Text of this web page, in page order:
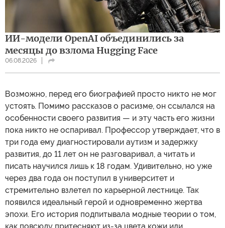
ИИ-модели OpenAI объединились за
месяцы до взлома Hugging Face
06.08.2026
Возможно, перед его биографией просто никто не мог
устоять. Помимо рассказов о расизме, он ссылался на
особенности своего развития — и эту часть его жизни
пока никто не оспаривал. Профессор утверждает, что в
три года ему диагностировали аутизм и задержку
развития, до 11 лет он не разговаривал, а читать и
писать научился лишь к 18 годам. Удивительно, но уже
через два года он поступил в университет и
стремительно взлетел по карьерной лестнице. Так
появился идеальный герой и одновременно жертва
эпохи. Его история подпитывала модные теории о том,